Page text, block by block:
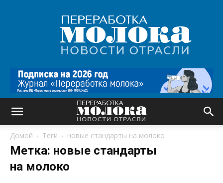
Переработка
молока
|
Новости
Домой Теги новые стандарты на молоко
Метка: новые стандарты
на молоко